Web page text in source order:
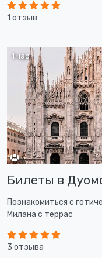
1 отзыв
1 час
Билеты в
Познакомиться с
Милана с террас
3 отзыва